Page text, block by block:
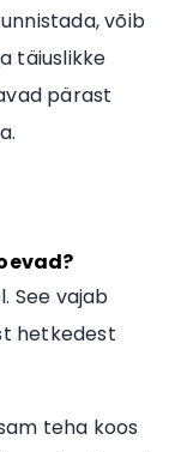
võib
täiuslikke
pärast
See vajab
hetkedest
teha koos